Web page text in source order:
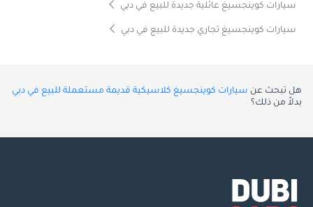
سيارات كوينجسيغ عائلية جديدة للبيع في دبي
سيارات كوينجسيغ تجاري جديدة للبيع في دبي
هل تبحث عن سيارات كوينجسيغ كلاسيكية قديمة مستعملة للبيع في دبي
بدلاً من ذلك؟